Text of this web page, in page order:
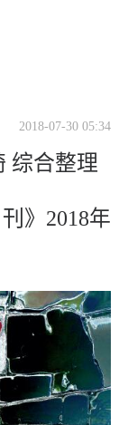
2018-07-30 05:34
综合整理
》2018年